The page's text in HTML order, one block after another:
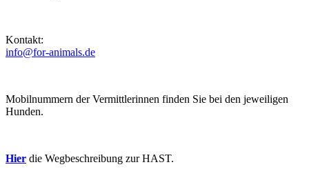
Kontakt:
info@for-animals.de
Mobilnummern der Vermittlerinnen finden Sie bei den jeweiligen
Hunden.
Hier die Wegbeschreibung zur HAST.